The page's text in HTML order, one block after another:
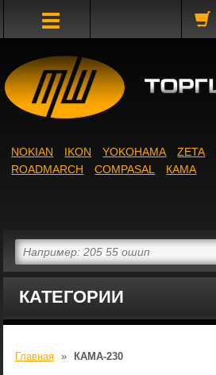
КАТЕГОРИИ
NOKIAN IKON YOKOHAMA ZETA
ROADMARCH
COMPASAL КАМА
Главная » КАМА-230